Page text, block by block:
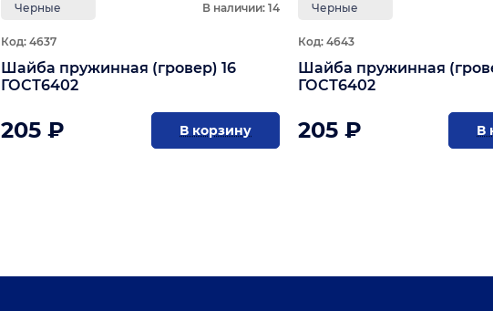
Черные В наличии: 14
Код: 4637
Шайба пружинная (гровер) 16
ГОСТ6402
205 ₽ В корзину
Черные
Код: 4643
Шайба пружинная
ГОСТ6402
205 ₽ В